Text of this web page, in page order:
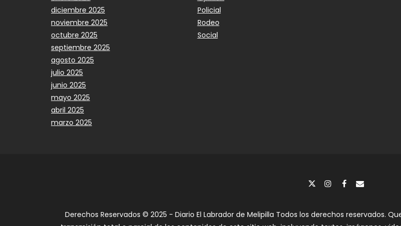
diciembre 2025
noviembre 2025
octubre 2025
septiembre 2025
agosto 2025
julio 2025
junio 2025
mayo 2025
abril 2025
marzo 2025
Policial
Rodeo
Social
Derechos Reservados © 2025 - Diario El Labrador de Melipilla Todos los derechos reservados.